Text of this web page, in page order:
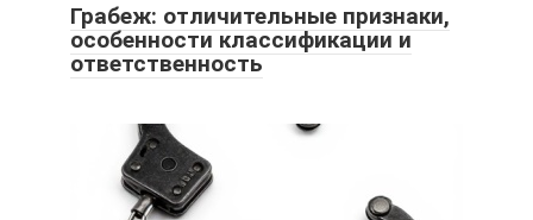
Грабеж: отличительные признаки,
особенности классификации и
ответственность